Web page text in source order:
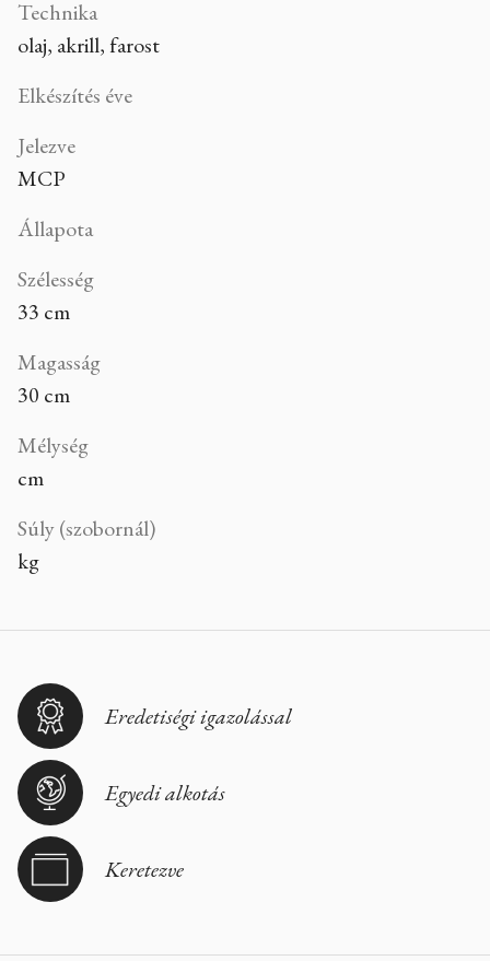
Technika
olaj, akrill, farost
Elkészítés éve
Jelezve
MCP
Állapota
Szélesség
33 cm
Magasság
30 cm
Mélység
cm
Súly (szobornál)
kg
Eredetiségi igazolással
Egyedi alkotás
Keretezve